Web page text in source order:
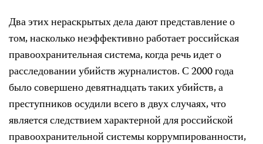
Два этих нераскрытых дела дают представление о
том, насколько неэффективно работает российская
правоохранительная система, когда речь идет о
расследовании убийств журналистов. С 2000 года
было совершено девятнадцать таких убийств, а
преступников осудили всего в двух случаях, что
является следствием характерной для российской
правоохранительной системы коррумпированности,